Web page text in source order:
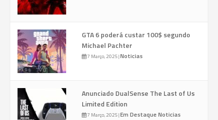
GTA 6 poderá custar 100$ segundo
Michael Pachter
7 Março, 2025|Noticias
Anunciado DualSense The Last of Us
Limited Edition
7 Março, 2025|Em Destaque Noticias